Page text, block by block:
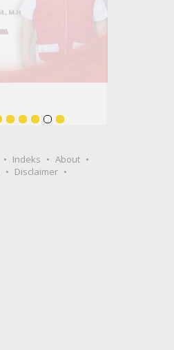
Indeks
About
Disclaimer